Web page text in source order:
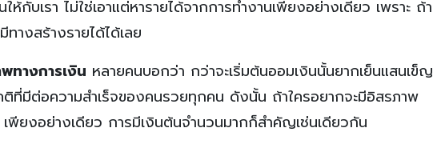
กับเรา ไม่ใช่เอาแต่หารายได้จากการทำงานเพียงอย่างเดียว เพราะ ถ้า
างสร้างรายได้ได้เลย
ทางการเงิน หลายคนบอกว่า กว่าจะเริ่มต้นออมเงินนั้นยากเย็นแสนเข็ญ
ที่มีต่อความสำเร็จของคนรวยทุกคน ดังนั้น ถ้าใครอยากจะมีอิสรภาพ
พียงอย่างเดียว การมีเงินต้นจำนวนมากก็สำคัญเช่นเดียวกัน